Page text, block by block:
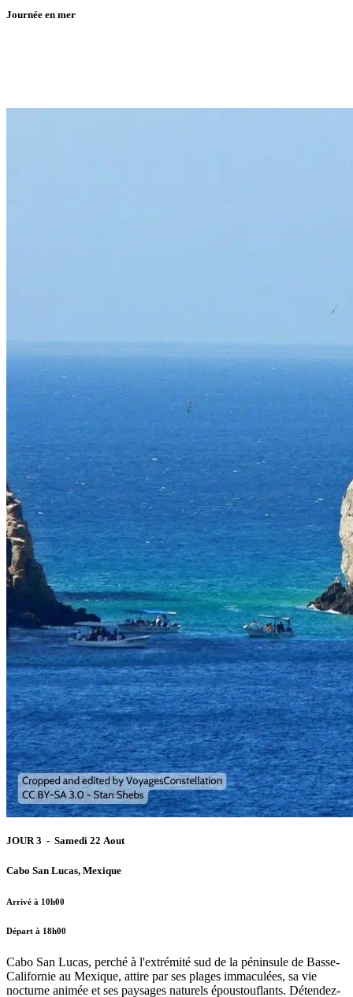
Journée en mer
JOUR 3 - Samedi 22 Aout
Cabo San Lucas, Mexique
Arrivé à 10h00
Départ à 18h00
Cabo San Lucas, perché à l'extrémité sud de la péninsule de Basse-
Californie au Mexique, attire par ses plages immaculées, sa vie
nocturne animée et ses paysages naturels époustouflants. Détendez-